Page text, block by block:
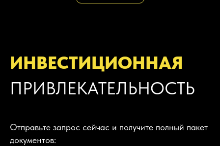
ИНВЕСТИЦИОННАЯ
ПРИВЛЕКАТЕЛЬНОСТЬ
Отправьте запрос сейчас и получите полный пакет
документов: